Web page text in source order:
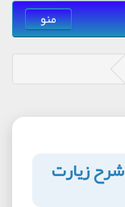
منو
کتاب ادب فنای مقربان جلد 3 شرح زیارت